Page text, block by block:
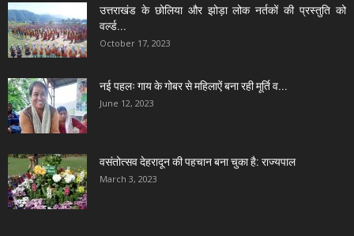
उत्तराखंड के छोलिया और झोड़ा लोक नर्तकों की प्रस्तुति को
वर्ल्ड...
October 17, 2023
नई पहलः गाय के गोबर से महिलाऐं बना रही मूर्ति व...
June 12, 2023
वसंतोत्सव देहरादून की पहचान बना चुका है: राज्यपाल
March 3, 2023